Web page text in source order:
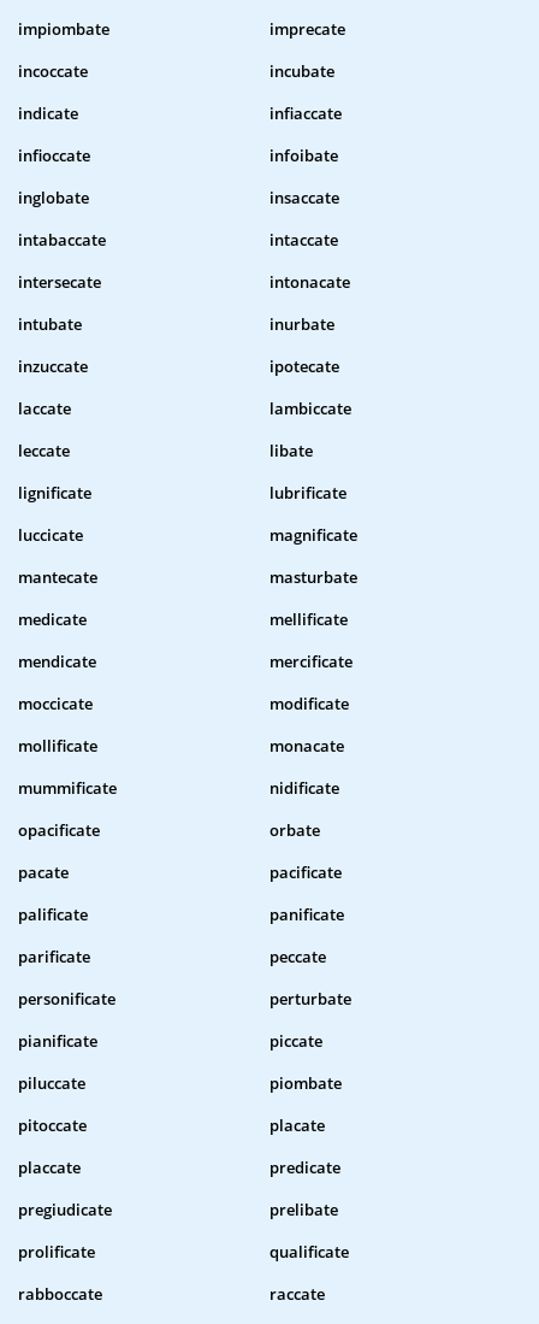
impiombate
imprecate
incoccate
incubate
indicate
infiaccate
infioccate
infoibate
inglobate
insaccate
intabaccate
intaccate
intersecate
intonacate
intubate
inurbate
inzuccate
ipotecate
laccate
lambiccate
leccate
libate
lignificate
lubrificate
luccicate
magnificate
mantecate
masturbate
medicate
mellificate
mendicate
mercificate
moccicate
modificate
mollificate
monacate
mummificate
nidificate
opacificate
orbate
pacate
pacificate
palificate
panificate
parificate
peccate
personificate
perturbate
pianificate
piccate
piluccate
piombate
pitoccate
placate
placcate
predicate
pregiudicate
prelibate
prolificate
qualificate
rabboccate
raccate